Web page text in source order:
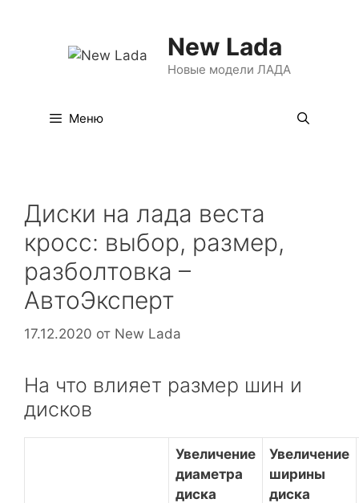
содержимому
New Lada
Новые модели ЛАДА
Меню
Диски на лада веста
кросс: выбор, размер,
разболтовка –
АвтоЭксперт
17.12.2020 от New Lada
На что влияет размер шин и
дисков
Увеличение
диаметра
диска
Увеличение
ширины
диска